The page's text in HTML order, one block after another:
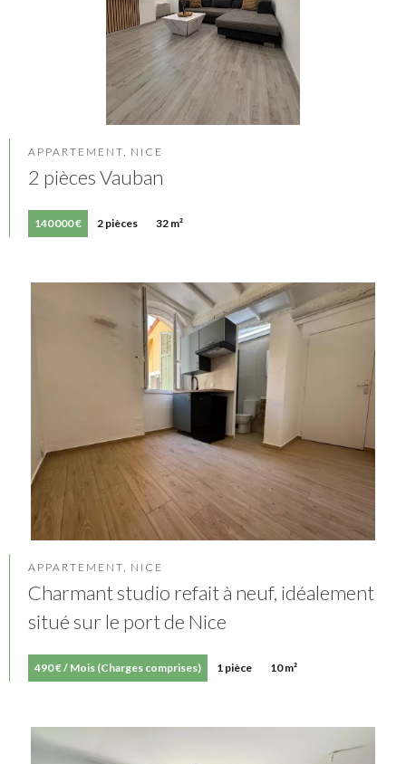
APPARTEMENT, NICE
2 pièces Vauban
140 000 € 2 pièces 32 m²
APPARTEMENT, NICE
Charmant studio refait à neuf, idéalement
situé sur le port de Nice
490 € / Mois (Charges comprises) 1 pièce 10 m²